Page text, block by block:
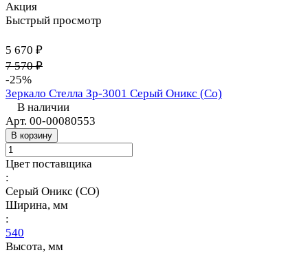
Акция
Быстрый просмотр
5 670 ₽
7 570 ₽
-25%
Зеркало Стелла Зр-3001 Серый Оникс (Со)
В наличии
Арт. 00-00080553
В корзину
Цвет поставщика
:
Серый Оникс (СО)
Ширина, мм
:
540
Высота, мм